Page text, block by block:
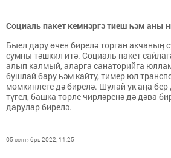
Социаль пакет кемнәргә тиеш һәм аны
Быел дару өчен бирелә торган акчаның
сумны тәшкил итә. Социаль пакет
алып калмый, аларга санаторийга
бушлай бару һәм кайту, тимер юл
мөмкинлеге дә бирелә. Шулай ук аңа
түгел, башка төрле чирләренә дә дәва
дарулар бирелә.
05 сентябрь 2022, 11:25